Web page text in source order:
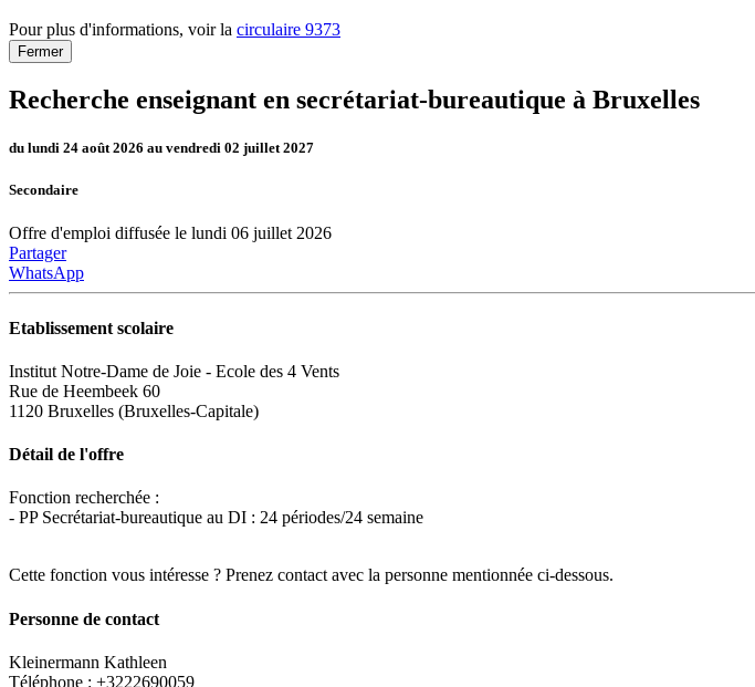
Pour plus d'informations, voir la circulaire 9373
Fermer
Recherche enseignant en secrétariat-bureautique à Bruxelles
du lundi 24 août 2026 au vendredi 02 juillet 2027
Secondaire
Offre d'emploi diffusée le lundi 06 juillet 2026
Partager
WhatsApp
Etablissement scolaire
Institut Notre-Dame de Joie - Ecole des 4 Vents
Rue de Heembeek 60
1120 Bruxelles (Bruxelles-Capitale)
Détail de l'offre
Fonction recherchée :
- PP Secrétariat-bureautique au DI : 24 périodes/24 semaine
Cette fonction vous intéresse ? Prenez contact avec la personne mentionnée ci-dessous.
Personne de contact
Kleinermann Kathleen
Téléphone : +3222690059